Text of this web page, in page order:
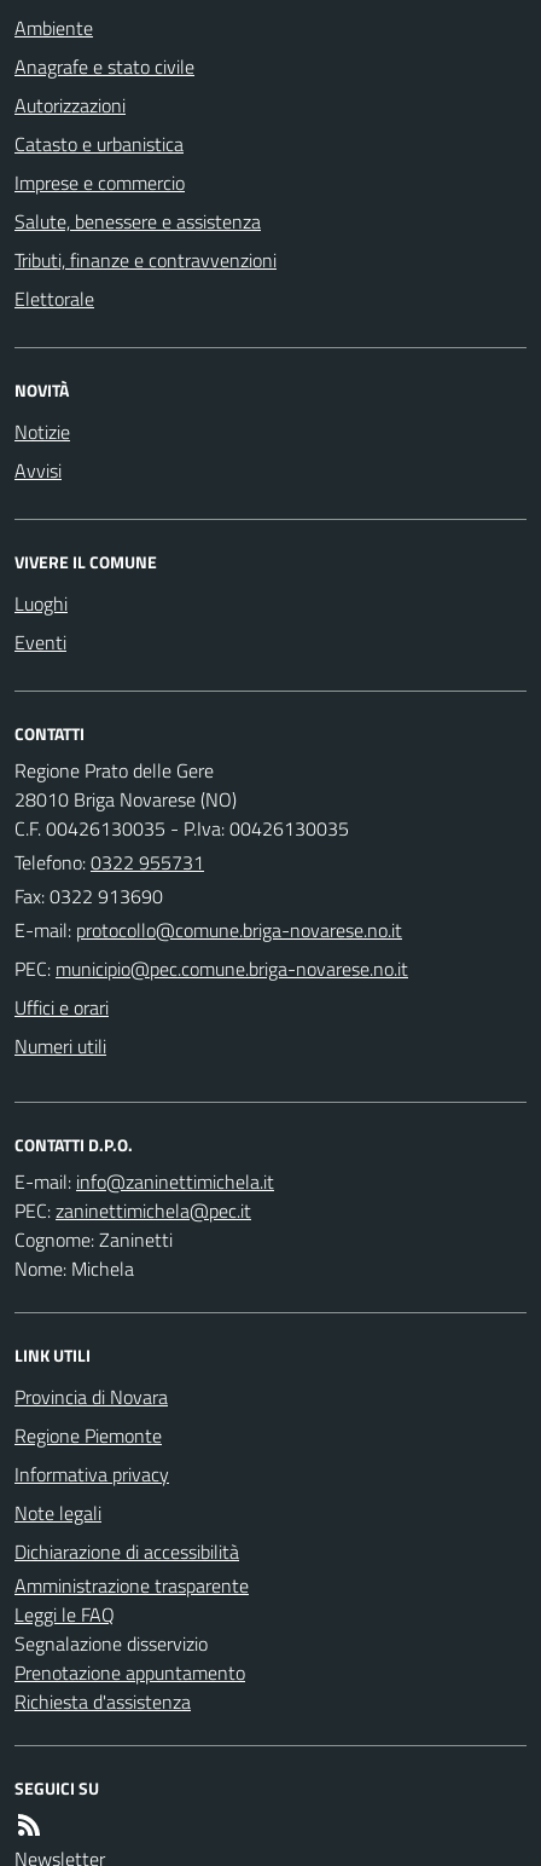
Ambiente
Anagrafe e stato civile
Autorizzazioni
Catasto e urbanistica
Imprese e commercio
Salute, benessere e assistenza
Tributi, finanze e contravvenzioni
Elettorale
NOVITÀ
Notizie
Avvisi
VIVERE IL COMUNE
Luoghi
Eventi
CONTATTI
Regione Prato delle Gere
28010 Briga Novarese (NO)
C.F. 00426130035 - P.Iva: 00426130035
Telefono:0322 955731
Fax: 0322 913690
E-mail:
PEC:
Uffici e orari
Numeri utili
CONTATTI D.P.O.
E-mail:
PEC:
Cognome: Zaninetti
Nome: Michela
LINK UTILI
Provincia di Novara
Regione Piemonte
Informativa privacy
Note legali
Dichiarazione di accessibilità
Amministrazione trasparente
Leggi le FAQ
Segnalazione disservizio
Prenotazione appuntamento
Richiesta d'assistenza
SEGUICI SU
Newsletter